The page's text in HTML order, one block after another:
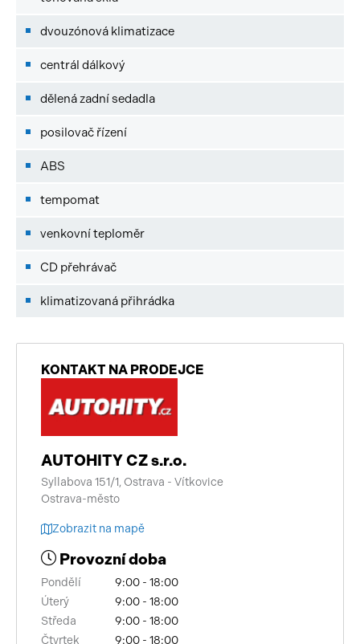
dvouzónová klimatizace
centrál dálkový
dělená zadní sedadla
posilovač řízení
ABS
tempomat
venkovní teploměr
CD přehrávač
klimatizovaná přihrádka
KONTAKT NA PRODEJCE
AUTOHITY CZ s.r.o.
Syllabova 151/1, Ostrava - Vítkovice
Ostrava-město
Zobrazit na mapě
Provozní doba
Pondělí
9:00 - 18:00
Úterý
9:00 - 18:00
Středa
9:00 - 18:00
Čtvrtek
9:00 - 18:00